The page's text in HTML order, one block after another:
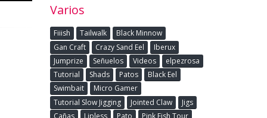
Varios
Fiiish Tailwalk
Black Minnow
Gan Craft
Crazy Sand Eel
Iberux
Jumprize
Señuelos Videos
elpezrosa
Tutorial
Shads Patos
Black Eel
Swimbait
Micro Gamer
Tutorial Slow Jigging
Jointed Claw
Jigs
Cañas
Lipless Pato
Pink Fish Tour